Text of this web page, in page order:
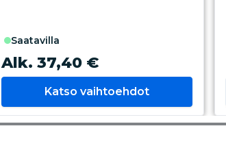
saatavilla
Alk. 37,40 €
Katso vaihtoehdot